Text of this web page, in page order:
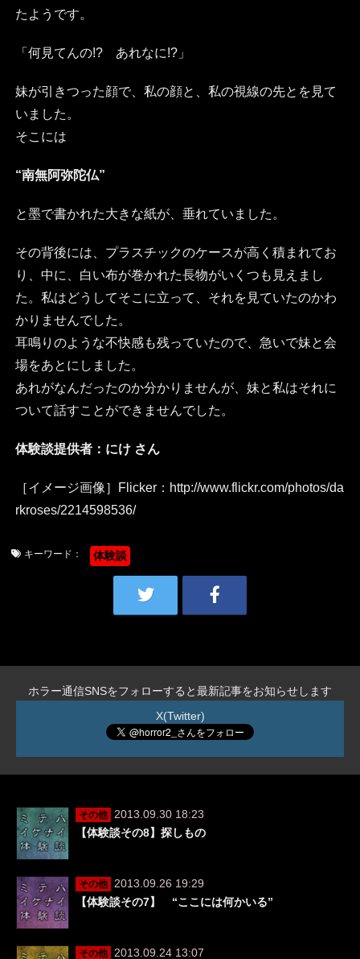
たようです。
「何見てんの!? あれなに!?」
妹が引きつった顔で、私の顔と、私の視線の先とを見て
いました。
そこには
“南無阿弥陀仏”
と墨で書かれた大きな紙が、垂れていました。
その背後には、プラスチックのケースが高く積まれてお
り、中に、白い布が巻かれた長物がいくつも見えまし
た。私はどうしてそこに立って、それを見ていたのかわ
かりませんでした。
耳鳴りのような不快感も残っていたので、急いで妹と会
場をあとにしました。
あれがなんだったのか分かりませんが、妹と私はそれに
ついて話すことができませんでした。
体験談提供者：にけ さん
［イメージ画像］Flicker：http://www.flickr.com/photos/da
rkroses/2214598536/
キーワード： 体験談
ホラー通信SNSをフォローすると最新記事をお知らせします
X(Twitter)
その他
2013.09.30 18:23
【体験談その8】探しもの
その他
2013.09.26 19:29
【体験談その7】 “ここには何かいる”
その他 2013.09.24 13:07